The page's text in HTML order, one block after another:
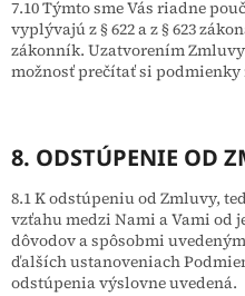
7.10 Týmto sme Vás riadne
vyplývajú z § 622 a z § 623
zákonník. Uzatvorením
možnosť prečítať si podmienky
8. ODSTÚPENIE OD
8.1 K odstúpeniu od Zmluvy,
vzťahu medzi Nami a Vami od
dôvodov a spôsobmi
ďalších ustanoveniach
odstúpenia výslovne uvedená.